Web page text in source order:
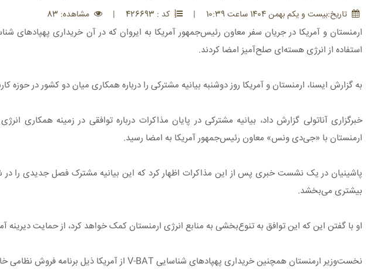
تاريخ:بيست و يکم بهمن 1404 ساعت 10:39 | کد : 426693 | مشاهده: 83
ارمنستان و آمریکا در جریان سفر معاون رئیس‌جمهور آمریکا به ایروان که در آن خریداری پهپادهای
استفاده از انرژی هسته‌ای صلح‌آمیز امضا کردند.
به گزارش ایسنا، ارمنستان و آمریکا روز دوشنبه بیانیه مشترکی را درباره همکاری میان دو کشور در حوزه
خبرگزاری آناتولی گزارش داد، بیانیه مشترکی در پایان مذاکرات درباره توافقی در زمینه همکاری
ارمنستان با «جی‌دی ونس» معاون رئیس‌جمهور آمریکا به امضا رسید.
پاشینیان در یک نشست خبری پس از این مذاکرات اظهار کرد که این بیانیه مشترک فصل جدیدی را در
بیشتری می‌بخشد.
او با گفتن این که این توافق به تنوع‌بخشی به منابع انرژی ارمنستان کمک خواهد کرد، از حمایت دیرینه
نخست‌وزیر ارمنستان همچنین خریداری پهپادهای شناسایی V-BAT از آمریکا ذیل برنامه فروش نظامی خارجی وزارت امور خارجه این کشور را اعلام کرد.